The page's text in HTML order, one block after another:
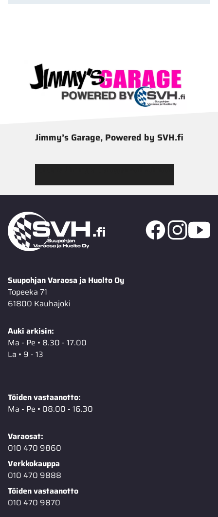
Jimmy’s Garage, Powered by SVH.fi
Suupohjan Varaosa ja Huolto Oy
Topeeka 71
61800 Kauhajoki
Auki arkisin:
Ma - Pe • 8.30 - 17.00
La • 9 - 13
Töiden vastaanotto:
Ma - Pe • 08.00 - 16.30
Varaosat:
010 470 9860
Verkkokauppa
010 470 9888
Töiden vastaanotto
010 470 9870